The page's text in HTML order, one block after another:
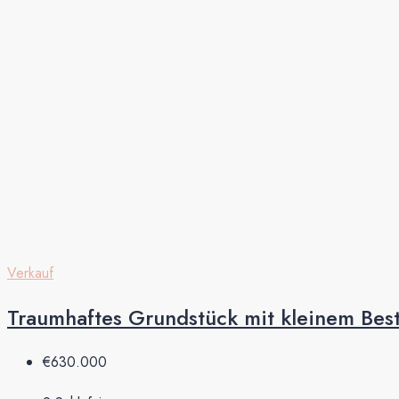
Verkauf
Traumhaftes Grundstück mit kleinem
€630.000